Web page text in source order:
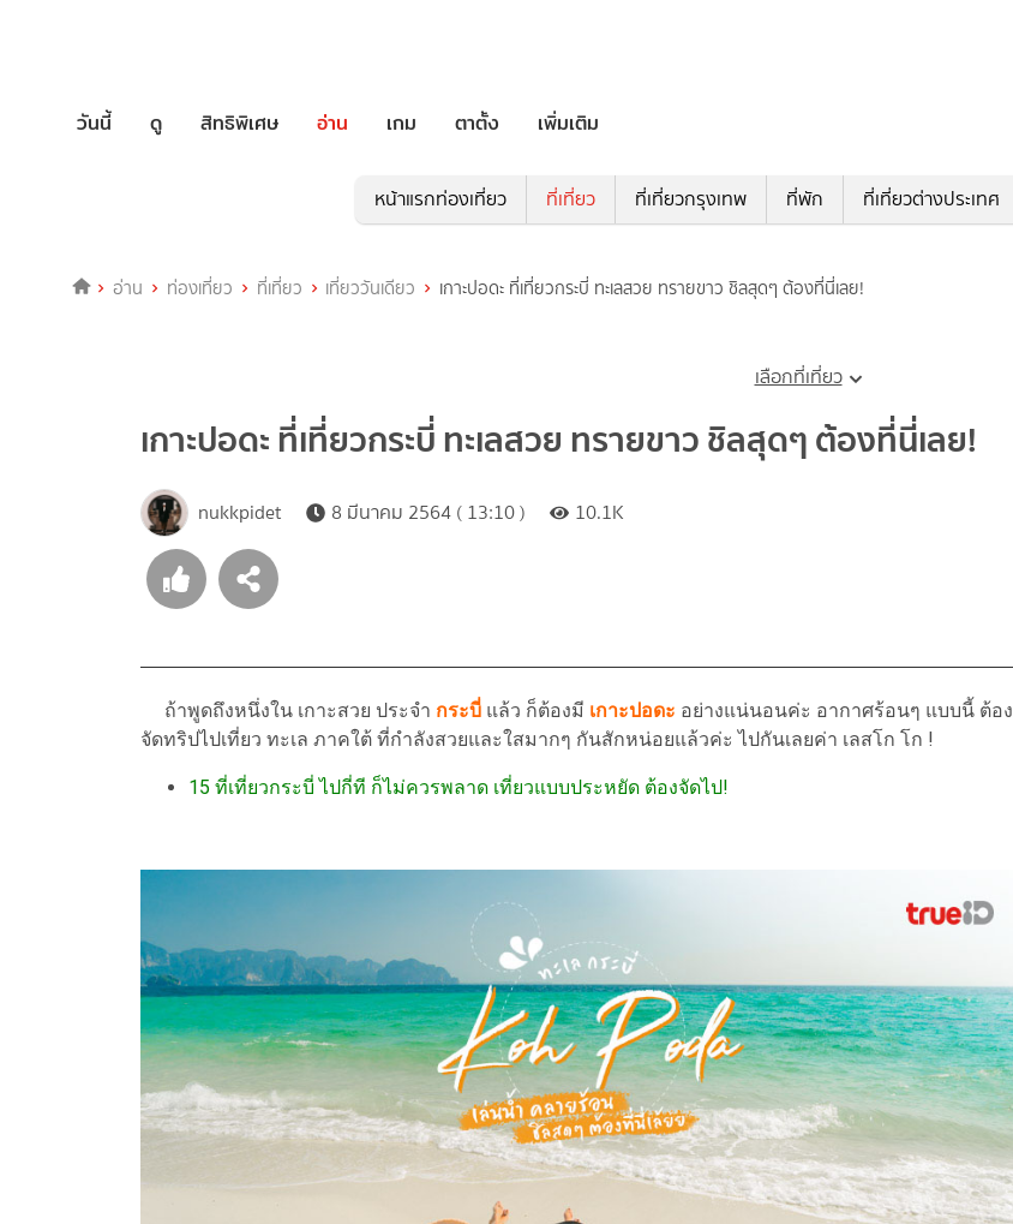
วันนี้ ดู สิทธิพิเศษ อ่าน เกม ตาตั้ง เพิ่มเติม
หน้าแรกท่องเที่ยว ที่เที่ยว ที่เที่ยวกรุงเทพ ที่พัก ที่เที่ยวต่างประเทศ
อ่าน ท่องเที่ยว ที่เที่ยว เที่ยววันเดียว เกาะปอดะ ที่เที่ยวกระบี่ ทะเลสวย ทรายขาว ชิลสุดๆ ต้องที่นี่เลย!
เลือกที่เที่ยว
เกาะปอดะ ที่เที่ยวกระบี่ ทะเลสวย ทรายขาว ชิลสุดๆ ต้องที่นี่เลย!
nukkpidet 8 มีนาคม 2564 ( 13:10 ) 10.1K
ถ้าพูดถึงหนึ่งใน เกาะสวย ประจำ กระบี่ แล้ว ก็ต้องมี เกาะปอดะ อย่างแน่นอนค่ะ อากาศร้อนๆ แบบนี้ ต้อง
จัดทริปไปเที่ยว ทะเล ภาคใต้ ที่กำลังสวยและใสมากๆ กันสักหน่อยแล้วค่ะ ไปกันเลยค่า เลสโก โก !
15 ที่เที่ยวกระบี่ ไปกี่ที ก็ไม่ควรพลาด เที่ยวแบบประหยัด ต้องจัดไป!